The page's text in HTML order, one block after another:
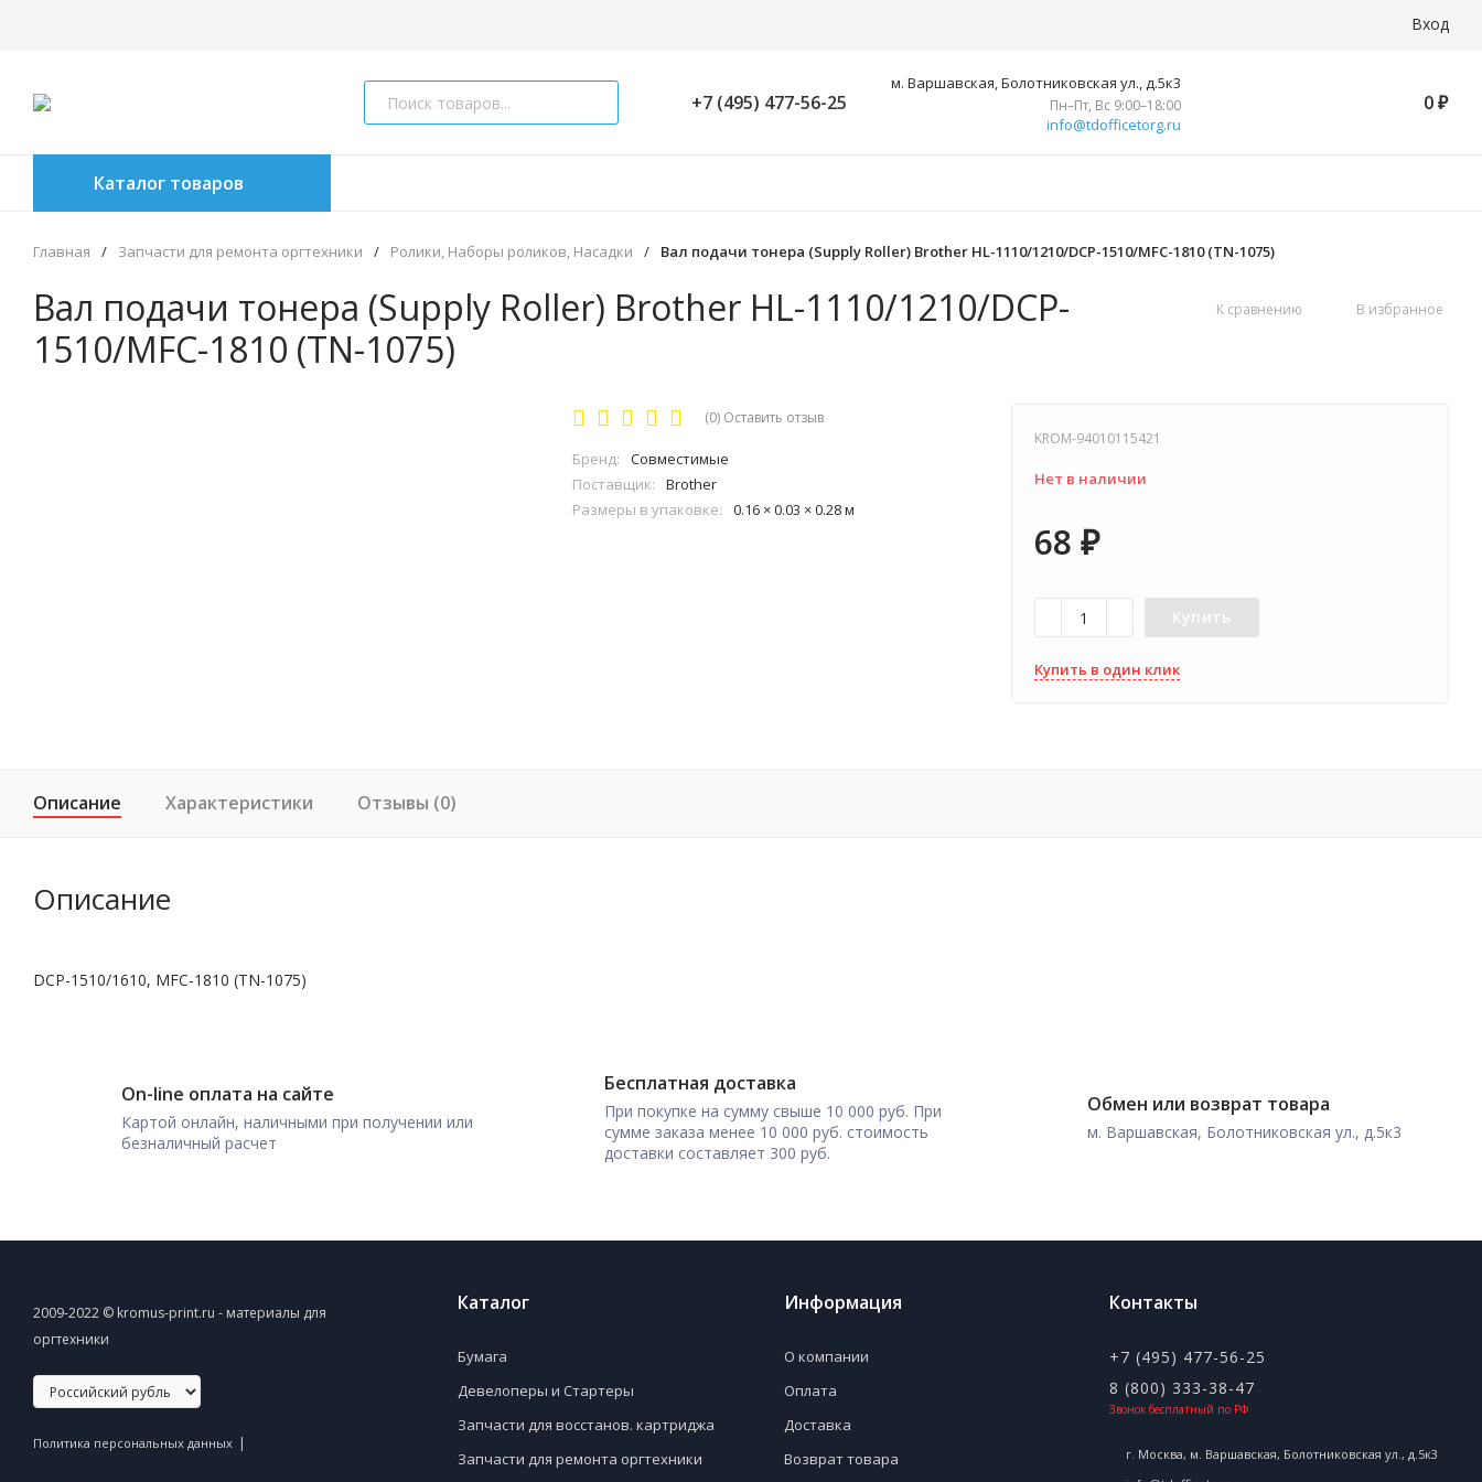
Вход
+7 (495) 477-56-25
м. Варшавская, Болотниковская ул., д.5к3
Пн–Пт, Вс 9:00–18:00
info@tdofficetorg.ru
0 ₽
Каталог товаров
Главная / Запчасти для ремонта оргтехники / Ролики, Наборы роликов, Насадки / Вал подачи тонера (Supply Roller) Brother HL-1110/1210/DCP-1510/MFC-1810 (TN-1075)
Вал подачи тонера (Supply Roller) Brother HL-1110/1210/DCP-
1510/MFC-1810 (TN-1075)
К сравнению В избранное
(0) Оставить отзыв
Бренд:
Совместимые
Поставщик:
Brother
Размеры в упаковке:
0.16 × 0.03 × 0.28 м
KROM-94010115421
Нет в наличии
68 ₽
Купить
Купить в один клик
Описание Характеристики Отзывы (0)
Описание
DCP-1510/1610, MFC-1810 (TN-1075)
On-line оплата на сайте
Картой онлайн, наличными при получении или
безналичный расчет
Бесплатная доставка
При покупке на сумму свыше 10 000 руб. При
сумме заказа менее 10 000 руб. стоимость
доставки составляет 300 руб.
Обмен или возврат товара
м. Варшавская, Болотниковская ул., д.5к3
2009-2022 © kromus-print.ru - материалы для
оргтехники
Политика персональных данных |
Каталог
Бумага
Девелоперы и Стартеры
Запчасти для восстанов. картриджа
Запчасти для ремонта оргтехники
Информация
О компании
Оплата
Доставка
Возврат товара
Контакты
+7 (495) 477-56-25
8 (800) 333-38-47
Звонок бесплатный по РФ
г. Москва, м. Варшавская, Болотниковская ул., д.5к3